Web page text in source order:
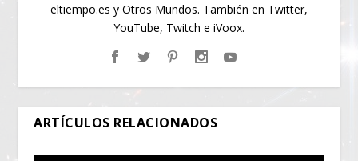
eltiempo.es y Otros Mundos. También en Twitter,
YouTube, Twitch e iVoox.
ARTÍCULOS RELACIONADOS